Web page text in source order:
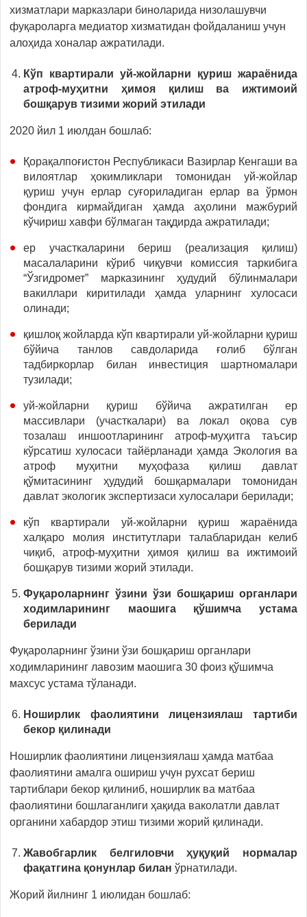
хизматлари марказлари биноларида низолашувчи
фуқароларга медиатор хизматидан фойдаланиш учун
алоҳида хоналар ажратилади.
Кўп квартирали уй-жойларни қуриш жараёнида
атроф-муҳитни ҳимоя қилиш ва ижтимоий
бошқарув тизими жорий этилади
2020 йил 1 июлдан бошлаб:
Қорақалпоғистон Республикаси Вазирлар Кенгаши ва
вилоятлар ҳокимликлари томонидан уй-жойлар
қуриш учун ерлар суғориладиган ерлар ва ўрмон
фондига кирмайдиган ҳамда аҳолини мажбурий
кўчириш хавфи бўлмаган тақдирда ажратилади;
ер участкаларини бериш (реализация қилиш)
масалаларини кўриб чиқувчи комиссия таркибига
“Ўзгидромет” марказининг ҳудудий бўлинмалари
вакиллари киритилади ҳамда уларнинг хулосаси
олинади;
қишлоқ жойларда кўп квартирали уй-жойларни қуриш
бўйича танлов савдоларида ғолиб бўлган
тадбиркорлар билан инвестиция шартномалари
тузилади;
уй-жойларни қуриш бўйича ажратилган ер
массивлари (участкалари) ва локал оқова сув
тозалаш иншоотларининг атроф-муҳитга таъсир
кўрсатиш хулосаси тайёрланади ҳамда Экология ва
атроф муҳитни муҳофаза қилиш давлат
қўмитасининг ҳудудий бошқармалари томонидан
давлат экологик экспертизаси хулосалари берилади;
кўп квартирали уй-жойларни қуриш жараёнида
халқаро молия институтлари талабларидан келиб
чиқиб, атроф-муҳитни ҳимоя қилиш ва ижтимоий
бошқарув тизими жорий этилади.
Фуқароларнинг ўзини ўзи бошқариш органлари
ходимларининг маошига қўшимча устама
берилади
Фуқароларнинг ўзини ўзи бошқариш органлари
ходимларининг лавозим маошига 30 фоиз қўшимча
махсус устама тўланади.
Ноширлик фаолиятини лицензиялаш тартиби
бекор қилинади
Ноширлик фаолиятини лицензиялаш ҳамда матбаа
фаолиятини амалга ошириш учун рухсат бериш
тартиблари бекор қилиниб, ноширлик ва матбаа
фаолиятини бошлаганлиги ҳақида ваколатли давлат
органини хабардор этиш тизими жорий қилинади.
Жавобгарлик белгиловчи ҳуқуқий нормалар
фақатгина қонунлар билан ўрнатилади.
Жорий йилнинг 1 июлидан бошлаб: